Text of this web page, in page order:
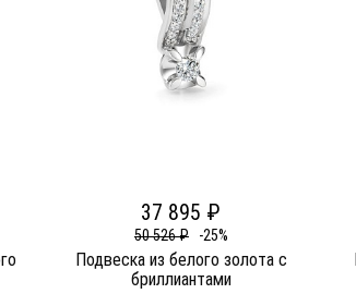
37 895 ₽
50 526 ₽ -25%
Подвеска из белого золота c
бриллиантами